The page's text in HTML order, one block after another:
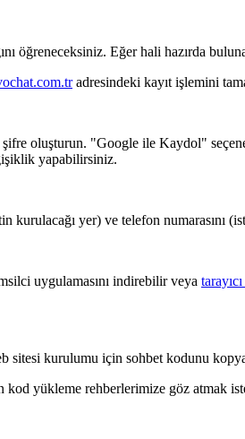
öğreneceksiniz. Eğer hali hazırda
adresindeki kayıt işlemini
oluşturun. "Google ile Kaydol"
yapabilirsiniz.
kurulacağı yer) ve telefon numarasını
uygulamasını indirebilir veya
sitesi kurulumu için sohbet kodunu
yükleme rehberlerimize göz atmak